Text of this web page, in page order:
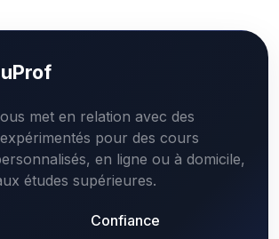
met en relation avec des
pour des cours
en ligne ou à domicile,
études supérieures.
Confiance